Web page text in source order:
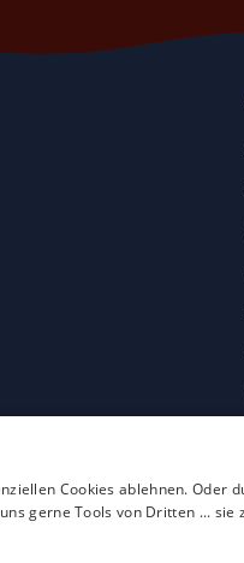
Cookies ablehnen. Oder
gerne Tools von Dritten ... sie